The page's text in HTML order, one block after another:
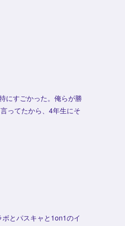
にすごかった。俺らが勝
ってたから、4年生にそ
とパスキャと1on1のイ